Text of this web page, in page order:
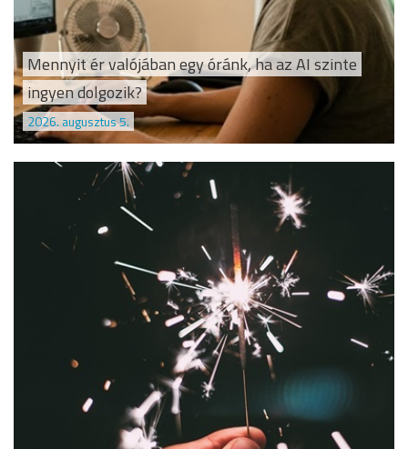
Mennyit ér valójában egy óránk, ha az AI szinte
ingyen dolgozik?
2026. augusztus 5.